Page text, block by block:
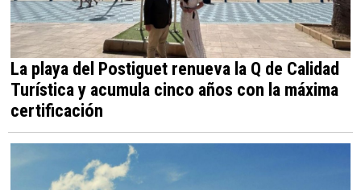
La playa del Postiguet renueva la Q de Calidad
Turística y acumula cinco años con la máxima
certificación